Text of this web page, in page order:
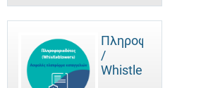
Πληροφοριοδότες
/
Whistleblowers